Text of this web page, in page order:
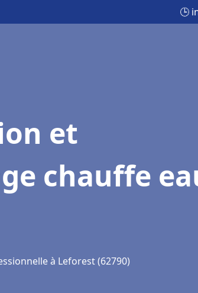
🕒
et
chauffe
à Leforest (62790)